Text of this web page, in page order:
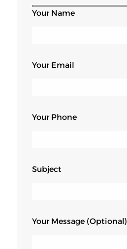
Your Name
Your Email
Your Phone
Subject
Your Message (optional)